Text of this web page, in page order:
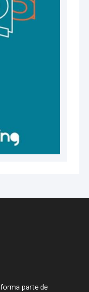
forma parte de